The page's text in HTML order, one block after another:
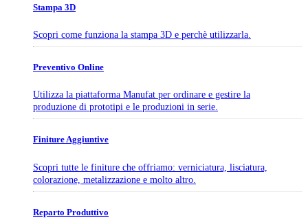
Stampa 3D
Scopri come funziona la stampa 3D e perchè utilizzarla.
Preventivo Online
Utilizza la piattaforma Manufat per ordinare e gestire la
produzione di prototipi e le produzioni in serie.
Finiture Aggiuntive
Scopri tutte le finiture che offriamo: verniciatura, lisciatura,
colorazione, metalizzazione e molto altro.
Reparto Produttivo